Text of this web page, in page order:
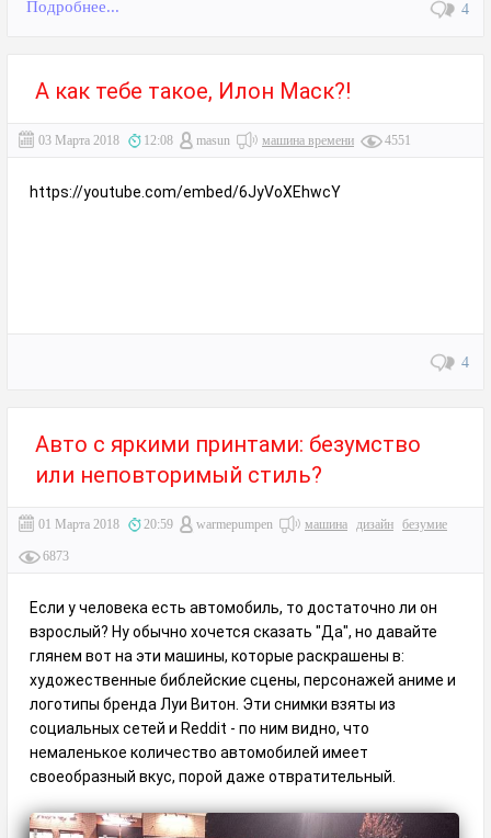
Подробнее... 4
А как тебе такое, Илон Маск?!
03 Марта 2018 12:08 masun машина времени 4551
https://youtube.com/embed/6JyVoXEhwcY
4
Авто с яркими принтами: безумство
или неповторимый стиль?
01 Марта 2018 20:59 warmepumpen машина дизайн безумие
6873
Если у человека есть автомобиль, то достаточно ли он
взрослый? Ну обычно хочется сказать "Да", но давайте
глянем вот на эти машины, которые раскрашены в:
художественные библейские сцены, персонажей аниме и
логотипы бренда Луи Витон. Эти снимки взяты из
социальных сетей и Reddit - по ним видно, что
немаленькое количество автомобилей имеет
своеобразный вкус, порой даже отвратительный.